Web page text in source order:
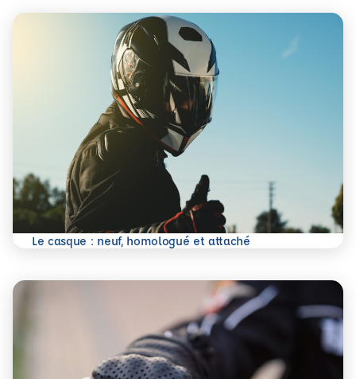
Le casque : neuf, homologué et attaché
En savoir plus